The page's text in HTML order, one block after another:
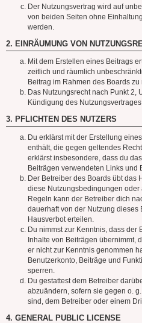
Der Nutzungsvertrag wird auf
von beiden Seiten ohne
werden.
2. EINRÄUMUNG VON
Mit dem Erstellen eines Beitrags
zeitlich und räumlich
Beitrag im Rahmen des Boards zu
Das Nutzungsrecht nach Punkt 2,
Kündigung des
3. PFLICHTEN DES NUTZERS
Du erklärst mit der Erstellung
enthält, die gegen geltendes
erklärst insbesondere, dass du
Beiträgen verwendeten Links und
Der Betreiber des Boards übt das
diese Nutzungsbedingungen
Regeln kann der Betreiber dich
dauerhaft von der Nutzung
Hausverbot erteilen.
Du nimmst zur Kenntnis, dass der
Inhalte von Beiträgen übernimmt,
er nicht zur Kenntnis genommen
Benutzerkonto, Beiträge und
sperren.
Du gestattest dem Betreiber
abzuändern, sofern sie gegen o.
sind, dem Betreiber oder einem
4. GENERAL PUBLIC LICENSE